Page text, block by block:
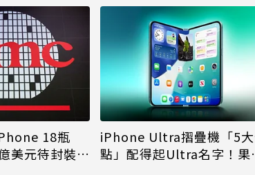
18瓶
美元待封裝晶
iPhone Ultra摺疊機「5
點」配得起Ultra名字！果